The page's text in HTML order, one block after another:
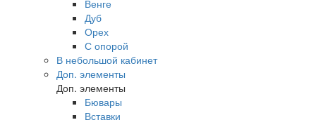
Венге
Дуб
Орех
С опорой
В небольшой кабинет
Доп. элементы
Доп. элементы
Бювары
Вставки